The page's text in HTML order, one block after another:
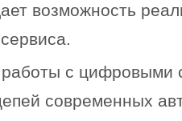
возможность
с цифровыми
современных